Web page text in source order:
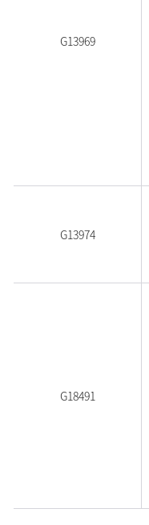
G13969
G13974
G18491